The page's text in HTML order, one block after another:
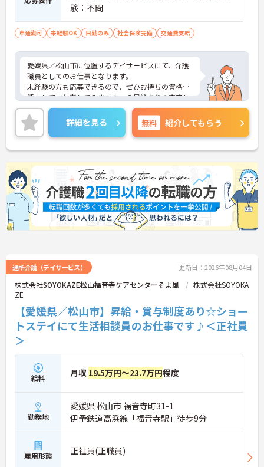
験：不問
車通勤可 未経験OK 日勤のみ 社会保険完備 交通費支給
愛媛県／松山市に位置するデイサービスにて、介護
職員としてのお仕事となります。
未経験の方も応募できるので、ぜひお持ちの資格を
活かしてお仕事してみませんヵ？昇給ありの充実し
た待遇となっており、とてもやりがいのある環境と
なっております◎
ご興味ある方は面接ポイントをお伝えしますので、
お気軽にお問い合わせください♪
詳細を見る 無料 紹介してもらう
通所介護（デイサービス） 更新日：2026年08月04日
株式会社SOYOKAZE松山福音寺ケアセンターそよ風
株式会社SOYOKA
ZE
【愛媛県／松山市】昇給・賞与制度あり☆ショー
トステイにて生活相談員のお仕事です♪＜正社員
＞
給料 月収 19.5万円～23.7万円程度
勤務地
愛媛県 松山市 福音寺町31-1
伊予鉄道高浜線「福音寺駅」徒歩9分
雇用形態 正社員(正職員)